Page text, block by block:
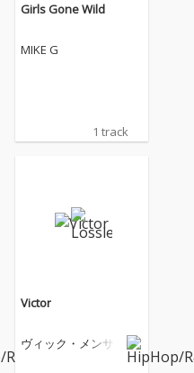
Girls Gone Wild
MIKE G
1 track
Victor
ヴィック・メンサ